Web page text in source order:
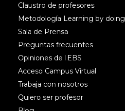
Claustro de profesores
Metodología Learning by doing
Sala de Prensa
Preguntas frecuentes
Opiniones de IEBS
Acceso Campus Virtual
Trabaja con nosotros
Quiero ser profesor